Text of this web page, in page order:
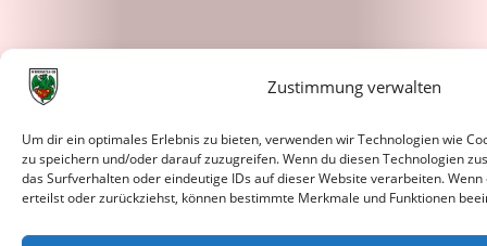
Zustimmung verwalten
Um dir ein optimales Erlebnis zu bieten, verwenden wir Technologien wie
zu speichern und/oder darauf zuzugreifen. Wenn du diesen Technologien
das Surfverhalten oder eindeutige IDs auf dieser Website verarbeiten.
erteilst oder zurückziehst, können bestimmte Merkmale und Funktionen